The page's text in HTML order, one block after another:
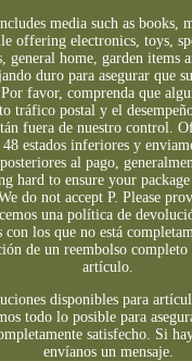
media such as books,
offering electronics, toys,
general home, garden items
duro para asegurar que
favor, comprenda que
tráfico postal y el
fuera de nuestro control.
estados inferiores y
al pago,
hard to ensure your package
do not accept P. Please
una política de
con los que no está
de un reembolso
artículo.
disponibles para
todo lo posible para
satisfecho. Si
envíanos un mensaje.